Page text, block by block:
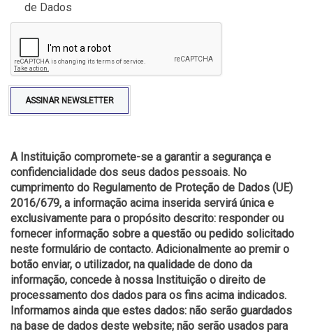
de Dados
ASSINAR NEWSLETTER
A Instituição compromete-se a garantir a segurança e
confidencialidade dos seus dados pessoais. No
cumprimento do Regulamento de Proteção de Dados (UE)
2016/679, a informação acima inserida servirá única e
exclusivamente para o propósito descrito: responder ou
fornecer informação sobre a questão ou pedido solicitado
neste formulário de contacto. Adicionalmente ao premir o
botão enviar, o utilizador, na qualidade de dono da
informação, concede à nossa Instituição o direito de
processamento dos dados para os fins acima indicados.
Informamos ainda que estes dados: não serão guardados
na base de dados deste website; não serão usados para